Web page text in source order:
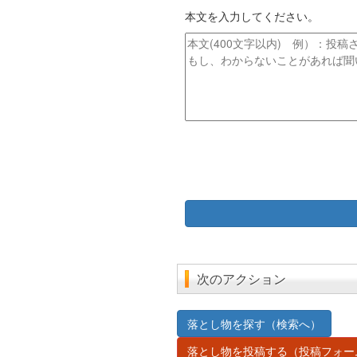
レ
ス
ト
ル
本文を入力してください。
本
文
次のアクション
落とし物を探す（検索へ）
落とし物を投稿する（投稿フォ